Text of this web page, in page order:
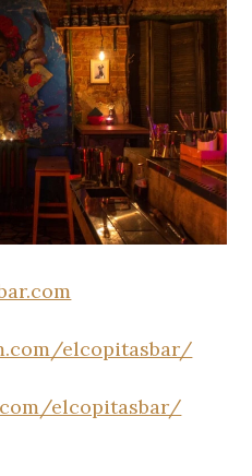
elcopitasbar/
elcopitasbar/